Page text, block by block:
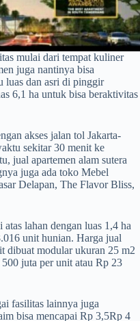
mulai dari tempat kuliner
juga nantinya bisa
luas dan asri di pinggir
6,1 ha untuk bisa beraktivitas
akses jalan tol Jakarta-
sekitar 30 menit ke
jual apartemen alam sutera
juga ada toko Mebel
Delapan, The Flavor Bliss,
lahan dengan luas 1,4 ha
unit hunian. Harga jual
dibuat modular ukuran 25 m2
juta per unit atau Rp 23
fasilitas lainnya juga
bisa mencapai Rp 3,5Rp 4